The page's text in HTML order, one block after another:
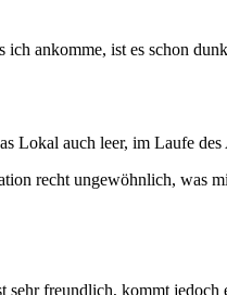
ich ankomme, ist es schon
Lokal auch leer, im Laufe
recht ungewöhnlich, was
sehr freundlich, kommt